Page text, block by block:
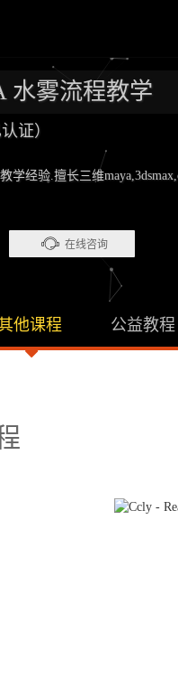
水雾流程教学
证）
学经验.擅长三维
在线咨询
他课程 公益教程